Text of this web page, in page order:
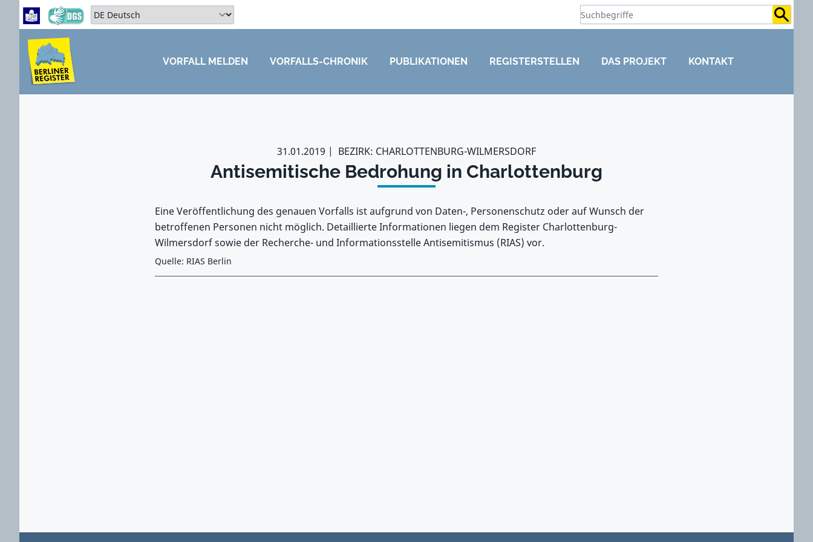
Zum Hauptbereich springen
Zum Hauptmenü springen
Sprache auswählen:
ZUM HAUPTBEREICH SPRINGEN
VORFALL MELDEN VORFALLS-CHRONIK PUBLIKATIONEN REGISTERSTELLEN DAS PROJEKT KONTAKT
31.01.2019 BEZIRK: CHARLOTTENBURG-WILMERSDORF
Antisemitische Bedrohung in Charlottenburg
Eine Veröffentlichung des genauen Vorfalls ist aufgrund von Daten-, Personenschutz oder auf Wunsch der
betroffenen Personen nicht möglich. Detaillierte Informationen liegen dem Register Charlottenburg-
Wilmersdorf sowie der Recherche- und Informationsstelle Antisemitismus (RIAS) vor.
Quelle: RIAS Berlin